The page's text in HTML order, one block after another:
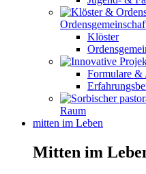
Klöster
Formulare &
Raum
mitten im Leben
Mitten im